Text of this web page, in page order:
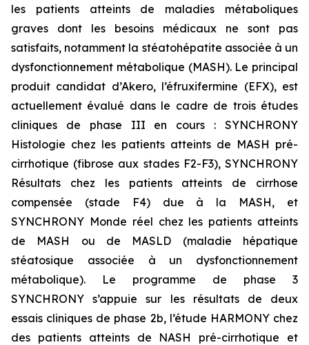
les patients atteints de maladies métaboliques
graves dont les besoins médicaux ne sont pas
satisfaits, notamment la stéatohépatite associée à un
dysfonctionnement métabolique (MASH). Le principal
produit candidat d’Akero, l’éfruxifermine (EFX), est
actuellement évalué dans le cadre de trois études
cliniques de phase III en cours : SYNCHRONY
Histologie chez les patients atteints de MASH pré-
cirrhotique (fibrose aux stades F2-F3), SYNCHRONY
Résultats chez les patients atteints de cirrhose
compensée (stade F4) due à la MASH, et
SYNCHRONY Monde réel chez les patients atteints
de MASH ou de MASLD (maladie hépatique
stéatosique associée à un dysfonctionnement
métabolique). Le programme de phase 3
SYNCHRONY s’appuie sur les résultats de deux
essais cliniques de phase 2b, l’étude HARMONY chez
des patients atteints de NASH pré-cirrhotique et